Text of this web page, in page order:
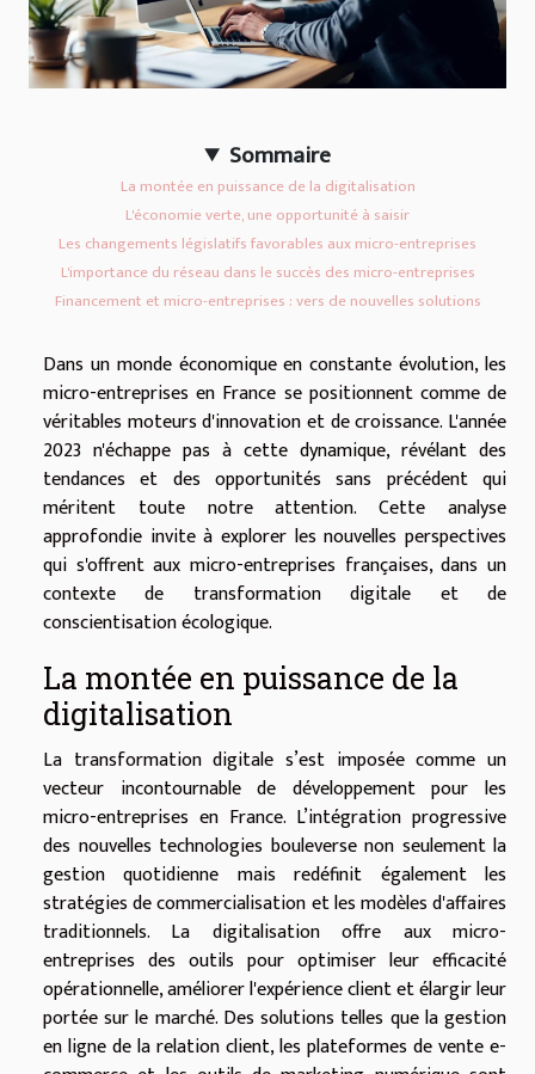
Sommaire
La montée en puissance de la digitalisation
L'économie verte, une opportunité à saisir
Les changements législatifs favorables aux micro-entreprises
L'importance du réseau dans le succès des micro-entreprises
Financement et micro-entreprises : vers de nouvelles solutions
Dans un monde économique en constante évolution, les
micro-entreprises en France se positionnent comme de
véritables moteurs d'innovation et de croissance. L'année
2023 n'échappe pas à cette dynamique, révélant des
tendances et des opportunités sans précédent qui
méritent toute notre attention. Cette analyse
approfondie invite à explorer les nouvelles perspectives
qui s'offrent aux micro-entreprises françaises, dans un
contexte de transformation digitale et de
conscientisation écologique.
La montée en puissance de la
digitalisation
La transformation digitale s’est imposée comme un
vecteur incontournable de développement pour les
micro-entreprises en France. L’intégration progressive
des nouvelles technologies bouleverse non seulement la
gestion quotidienne mais redéfinit également les
stratégies de commercialisation et les modèles d'affaires
traditionnels. La digitalisation offre aux micro-
entreprises des outils pour optimiser leur efficacité
opérationnelle, améliorer l'expérience client et élargir leur
portée sur le marché. Des solutions telles que la gestion
en ligne de la relation client, les plateformes de vente e-